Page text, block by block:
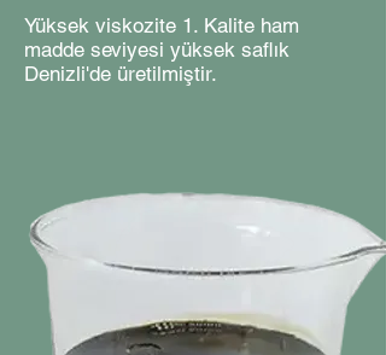
Yüksek viskozite 1. Kalite ham
madde seviyesi yüksek saflık
Denizli'de üretilmiştir.